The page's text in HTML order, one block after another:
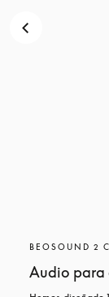
BEOSOUND 2
Audio para